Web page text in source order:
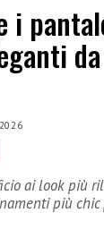
i
ai look più
più chic